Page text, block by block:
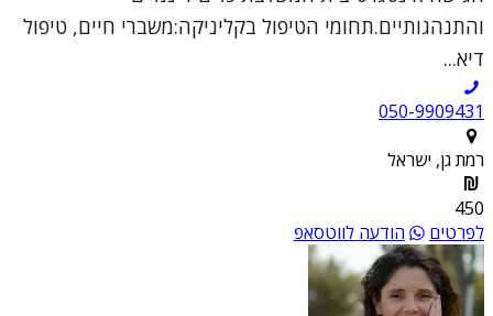
והתנהגותיים.תחומי הטיפול בקליניקה:משברי חיים, טיפול
דיא...
050-9909431
רמת גן, ישראל
450
לפרטים
הודעה לווטסאפ